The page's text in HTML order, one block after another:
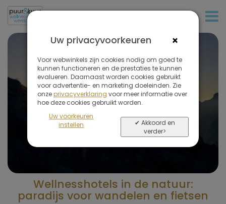
Wellnesshotels in de natuur:
paradijs voor wandelen en fietsen
×
Uw privacyvoorkeuren
Voor webwinkels zijn cookies nodig om goed te
kunnen functioneren en de prestaties te kunnen
evalueren. Daarnaast worden cookies gebruikt
voor advertentie- en marketing doeleinden. Zie
onzeprivacyverklaring voor meer informatie over
hoe deze cookies gebruikt worden.
Uw voorkeuren
instellen
✔ Akkoord en
verder>